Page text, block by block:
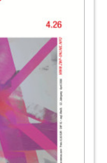
Dr. med. dent.